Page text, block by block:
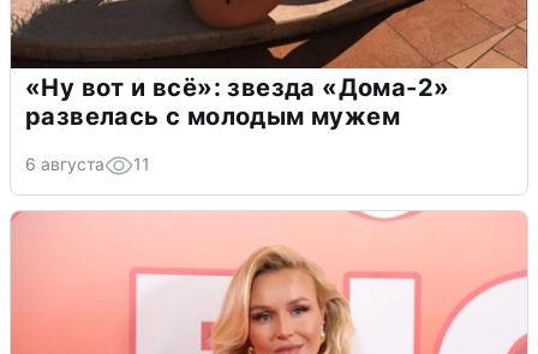
«Ну вот и всё»: звезда «Дома-2»
развелась с молодым мужем
6 августа 11